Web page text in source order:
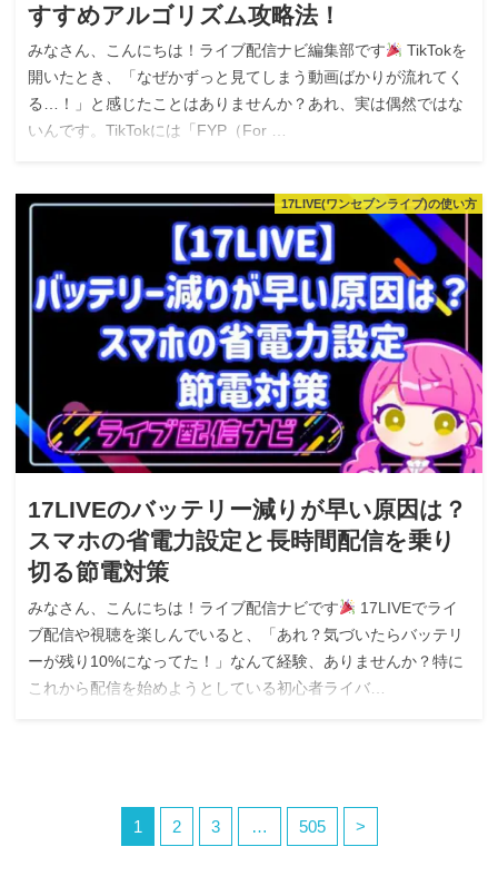
すすめアルゴリズム攻略法！
みなさん、こんにちは！ライブ配信ナビ編集部です
TikTokを
開いたとき、「なぜかずっと見てしまう動画ばかりが流れてく
る…！」と感じたことはありませんか？あれ、実は偶然ではな
いんです。TikTokには「FYP（For …
17LIVE(ワンセブンライブ)の使い方
17LIVEのバッテリー減りが早い原因は？
スマホの省電力設定と長時間配信を乗り
切る節電対策
みなさん、こんにちは！ライブ配信ナビです
17LIVEでライ
ブ配信や視聴を楽しんでいると、「あれ？気づいたらバッテリ
ーが残り10%になってた！」なんて経験、ありませんか？特に
これから配信を始めようとしている初心者ライバ…
1 2 3 … 505 >